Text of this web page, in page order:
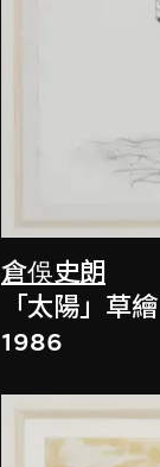
倉俁史朗
「太陽」草繪
1986